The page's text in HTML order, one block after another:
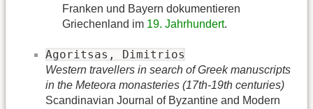
Franken und Bayern dokumentieren
Griechenland im 19. Jahrhundert.
Agoritsas, Dimitrios
Western travellers in search of Greek manuscripts
in the Meteora monasteries (17th-19th centuries)
Scandinavian Journal of Byzantine and Modern